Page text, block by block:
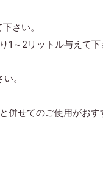
さい。
1～2リットル与えて下
。
併せてのご使用がおす